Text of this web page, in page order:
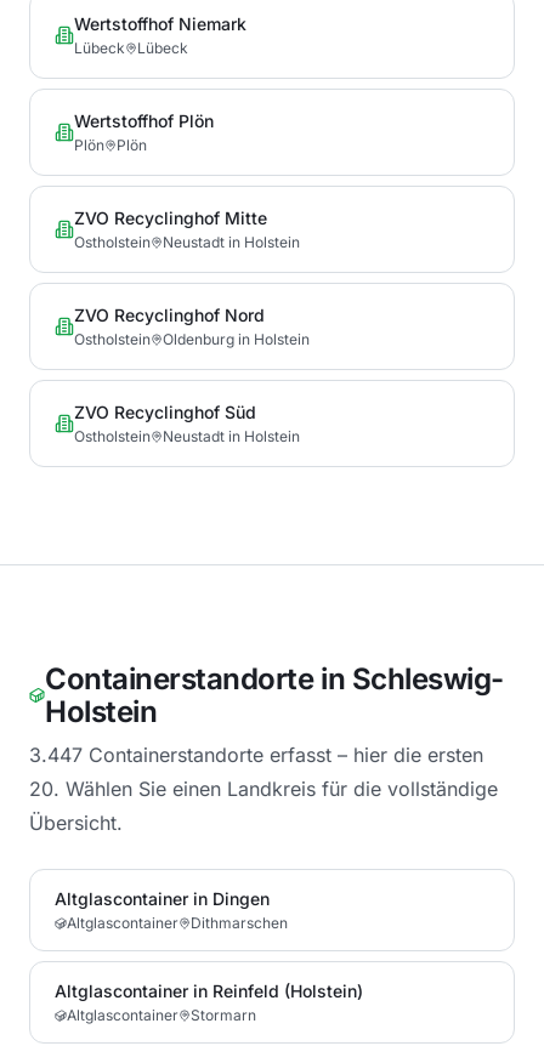
Wertstoffhof Niemark
Lübeck Lübeck
Wertstoffhof Plön
Plön Plön
ZVO Recyclinghof Mitte
Ostholstein Neustadt in Holstein
ZVO Recyclinghof Nord
Ostholstein Oldenburg in Holstein
ZVO Recyclinghof Süd
Ostholstein Neustadt in Holstein
Containerstandorte in Schleswig-
Holstein
3.447 Containerstandorte erfasst – hier die ersten
20. Wählen Sie einen Landkreis für die vollständige
Übersicht.
Altglascontainer in Dingen
Altglascontainer Dithmarschen
Altglascontainer in Reinfeld (Holstein)
Altglascontainer Stormarn